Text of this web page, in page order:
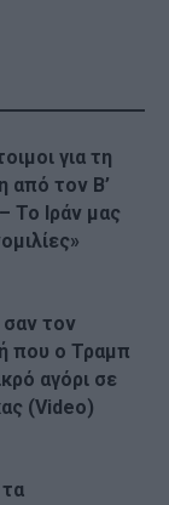
για τη
από τον Β’
Το Ιράν μας
σαν τον
που ο Τραμπ
αγόρι σε
(Video)